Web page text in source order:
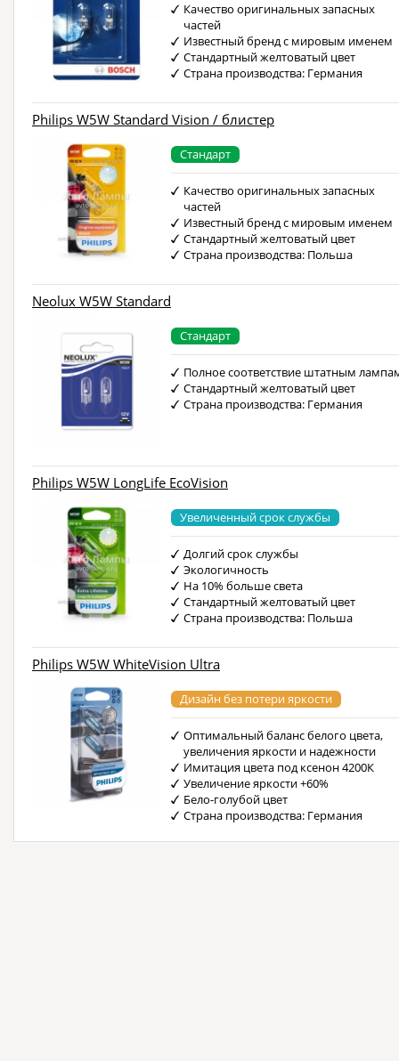
Качество оригинальных запасных
частей
Известный бренд с мировым именем
Стандартный желтоватый цвет
Страна производства: Германия
Philips W5W Standard Vision / блистер
Стандарт
Качество оригинальных запасных
частей
Известный бренд с мировым именем
Стандартный желтоватый цвет
Страна производства: Польша
Neolux W5W Standard
Стандарт
Полное соответствие штатным
Стандартный желтоватый цвет
Страна производства: Германия
Philips W5W LongLife EcoVision
Увеличенный срок службы
Долгий срок службы
Экологичность
На 10% больше света
Стандартный желтоватый цвет
Страна производства: Польша
Philips W5W WhiteVision Ultra
Дизайн без потери яркости
Оптимальный баланс белого цвета,
увеличения яркости и надежности
Имитация цвета под ксенон 4200К
Увеличение яркости +60%
Бело-голубой цвет
Страна производства: Германия